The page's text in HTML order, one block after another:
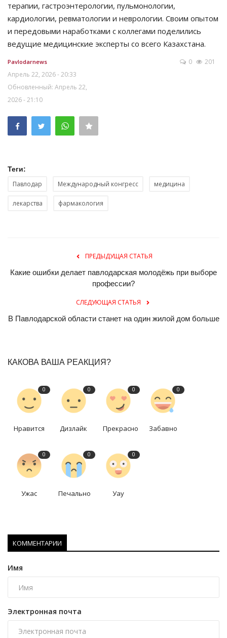
терапии, гастроэнтерологии, пульмонологии,
кардиологии, ревматологии и неврологии. Своим опытом
и передовыми наработками с коллегами поделились
ведущие медицинские эксперты со всего Казахстана.
Pavlodarnews
Апрель 22, 2026 - 20:33
Обновленный: Апрель 22,
2026 - 21:10
0 201
Теги:
Павлодар Международный конгресс медицина
лекарства фармакология
ПРЕДЫДУЩАЯ СТАТЬЯ
Какие ошибки делает павлодарская молодёжь при выборе
профессии?
СЛЕДУЮЩАЯ СТАТЬЯ
В Павлодарской области станет на один жилой дом больше
КАКОВА ВАША РЕАКЦИЯ?
0
Нравится
0
Дизлайк
0
Прекрасно
0
Забавно
0
Ужас
0
Печально
0
Уау
КОММЕНТАРИИ
Имя
Электронная почта